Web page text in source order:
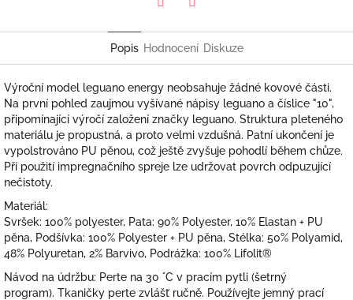
Popis Hodnocení Diskuze
Výroční model leguano energy neobsahuje žádné kovové části.
Na první pohled zaujmou vyšívané nápisy leguano a číslice "10",
připomínající výročí založení značky leguano. Struktura pleteného
materiálu je propustná, a proto velmi vzdušná. Patní ukončení je
vypolstrováno PU pěnou, což ještě zvyšuje pohodlí během chůze.
Při použití impregnačního spreje lze udržovat povrch odpuzující
nečistoty.
Materiál:
Svršek: 100% polyester, Pata: 90% Polyester, 10% Elastan + PU
pěna, Podšívka: 100% Polyester + PU pěna, Stélka: 50% Polyamid,
48% Polyuretan, 2% Barvivo, Podrážka: 100% Lifolit®
Návod na údržbu: Perte na 30 °C v pracím pytli (šetrný
program). Tkaničky perte zvlášť ručně. Používejte jemný prací